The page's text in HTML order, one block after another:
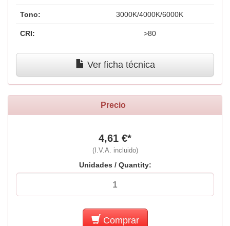
Tono: 3000K/4000K/6000K
CRI: >80
Ver ficha técnica
Precio
4,61 €*
(I.V.A. incluido)
Unidades / Quantity:
Comprar